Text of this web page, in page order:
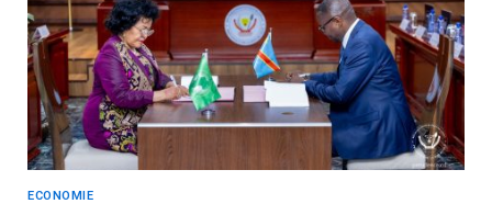
ECONOMIE